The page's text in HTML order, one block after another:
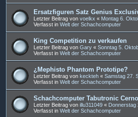
Ersatzfiguren Satz Genius
Letzter Beitrag von voelkx « Montag 6.
Verfasst in Welt der Schachcomputer
King Competition zu verkaufen
Letzter Beitrag von Gary « Sonntag 5.
Verfasst in Welt der Schachcomputer
¿Mephisto Phantom Prototipe?
Letzter Beitrag von keckteh « Samstag 27.
Verfasst in Welt der Schachcomputer
Schachcomputer Tabutronic Cerno
Letzter Beitrag von illu311049 « Donnerstag
Verfasst in Welt der Schachcomputer